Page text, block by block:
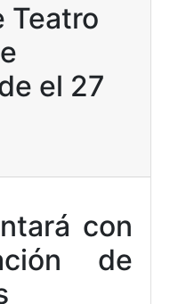
Teatro
el 27
con
de